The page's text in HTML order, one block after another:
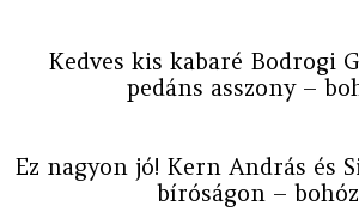
Kedves kis kabaré Bodrogi
pedáns asszony –
Ez nagyon jó! Kern András és
bíróságon –